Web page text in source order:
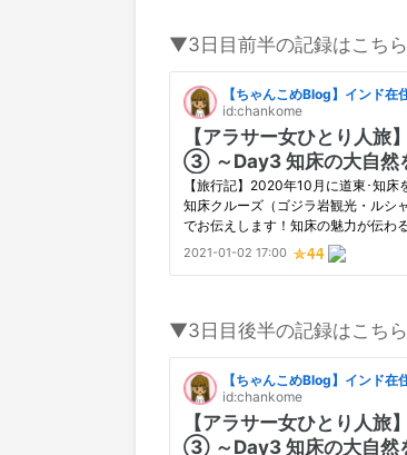
▼3日目前半の記録はこちら
▼3日目後半の記録はこちら